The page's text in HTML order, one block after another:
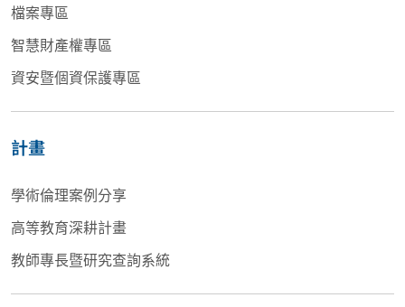
檔案專區
智慧財產權專區
資安暨個資保護專區
計畫
學術倫理案例分享
高等教育深耕計畫
教師專長暨研究查詢系統